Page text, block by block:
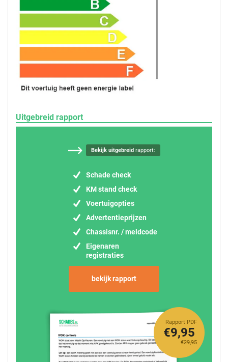
Uitgebreid rapport
Bekijk uitgebreidrapport:
Schade check
KM stand check
Voertuigopties
Advertentieprijzen
Chassisnr. / meldcode
Eigenaren
registraties
bekijk rapport
Rapport PDF
€29,95
€9,95